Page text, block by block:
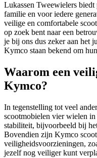
Lukassen Tweewielers
familie en voor iedere
veilige en comfortabele
op zoek bent naar een
je bij ons dus zeker aan het
Kymco staan bekend om
Waarom een
Kymco?
In tegenstelling tot veel
scootmobielen vier wielen
stabiliteit, bijvoorbeeld bij
Bovendien zijn Kymco
veiligheidsvoorzieningen,
jezelf nog veiliger kunt